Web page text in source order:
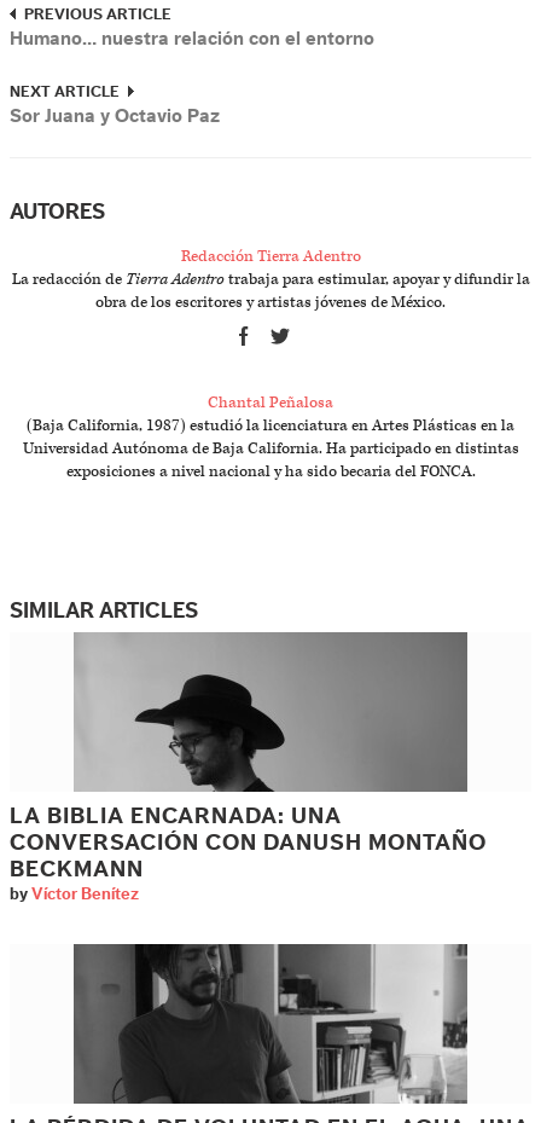
PREVIOUS ARTICLE
Humano… nuestra relación con el entorno
NEXT ARTICLE
Sor Juana y Octavio Paz
AUTORES
Redacción Tierra Adentro
La redacción de Tierra Adentrotrabaja para estimular, apoyar y difundir la
obra de los escritores y artistas jóvenes de México.
Chantal Peñalosa
(Baja California, 1987) estudió la licenciatura en Artes Plásticas en la
Universidad Autónoma de Baja California. Ha participado en distintas
exposiciones a nivel nacional y ha sido becaria del FONCA.
SIMILAR ARTICLES
LA BIBLIA ENCARNADA: UNA
CONVERSACIÓN CON DANUSH MONTAÑO
BECKMANN
by Víctor Benítez